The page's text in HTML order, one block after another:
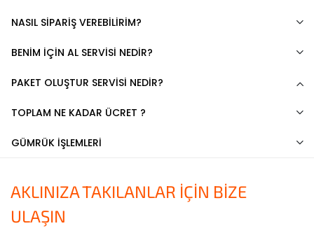
NASIL SİPARİŞ VEREBİLİRİM?
BENİM İÇİN AL SERVİSİ NEDİR?
PAKET OLUŞTUR SERVİSİ NEDİR?
TOPLAM NE KADAR ÜCRET ?
GÜMRÜK İŞLEMLERİ
AKLINIZA TAKILANLAR İÇİN BİZE
ULAŞIN